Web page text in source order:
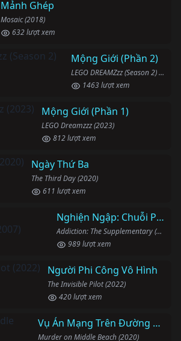
Mảnh Ghép
Mosaic (2018)
632 lượt xem
Mộng Giới (Phần 2)
LEGO DREAMZzz (Season 2) (2024)
1463 lượt xem
Mộng Giới (Phần 1)
LEGO Dreamzzz (2023)
812 lượt xem
Ngày Thứ Ba
The Third Day (2020)
611 lượt xem
Nghiện Ngập: Chuỗi Phim Bổ Trợ
Addiction: The Supplementary (2007)
989 lượt xem
Người Phi Công Vô Hình
The Invisible Pilot (2022)
420 lượt xem
Vụ Án Mạng Trên Đường Middle Beach
Murder on Middle Beach (2020)